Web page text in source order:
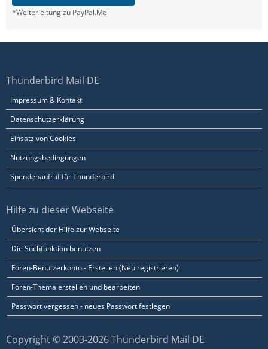
*Weiterleitung zu PayPal.Me
Thunderbird Mail DE
Impressum & Kontakt
Datenschutzerklärung
Einsatz von Cookies
Nutzungsbedingungen
Spendenaufruf für Thunderbird
Hilfe zu dieser Webseite
Übersicht der Hilfe zur Webseite
Die Suchfunktion benutzen
Foren-Benutzerkonto - Erstellen (Neu registrieren)
Foren-Thema erstellen und bearbeiten
Passwort vergessen - neues Passwort festlegen
Copyright © 2003-2026 Thunderbird Mail DE